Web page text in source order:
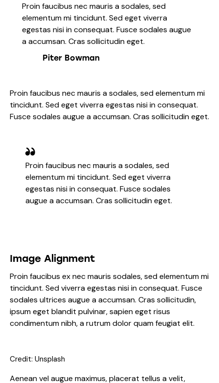
Proin faucibus nec mauris a sodales, sed
elementum mi tincidunt. Sed eget viverra
egestas nisi in consequat. Fusce sodales augue
a accumsan. Cras sollicitudin eget.
Piter Bowman
Proin faucibus nec mauris a sodales, sed elementum mi
tincidunt. Sed eget viverra egestas nisi in consequat.
Fusce sodales augue a accumsan. Cras sollicitudin eget.
Proin faucibus nec mauris a sodales, sed
elementum mi tincidunt. Sed eget viverra
egestas nisi in consequat. Fusce sodales
augue a accumsan. Cras sollicitudin eget.
Image Alignment
Proin faucibus ex nec mauris sodales, sed elementum mi
tincidunt. Sed viverra egestas nisi in consequat. Fusce
sodales ultrices augue a accumsan. Cras sollicitudin,
ipsum eget blandit pulvinar, sapien eget risus
condimentum nibh, a rutrum dolor quam feugiat elit.
Credit: Unsplash
Aenean vel augue maximus, placerat tellus a velit,